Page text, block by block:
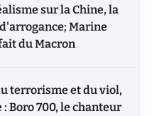
sur la Chine, la
Marine
du Macron
terrorisme et du viol,
Boro 700, le chanteur